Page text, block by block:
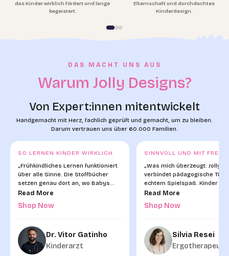
das Kinder wirklich fördert und lange
begeistert.
Elternschaft und durchdachtes
Kinderdesign.
DAS MACHT UNS AUS
Warum Jolly Designs?
Von Expert:innen mitentwickelt
Handgemacht mit Herz, fachlich geprüft und gemacht, um zu bleiben.
Darum vertrauen uns über 60.000 Familien.
SO LERNEN KINDER WIRKLICH
„Frühkindliches Lernen funktioniert
über alle Sinne. Die Stoffbücher
setzen genau dort an, wo Babys
und Kleinkinder die Welt begreifen
Read More
Shop Now
Dr. Vitor Gatinho
Kinderarzt
SINNVOLL UND MIT
„Was mich überzeugt: Jolly
verbindet pädagogische
echtem Spielspaß. Kinder
dran — und genau das ist die
passiert."
Read More
Shop Now
Silvia Resei